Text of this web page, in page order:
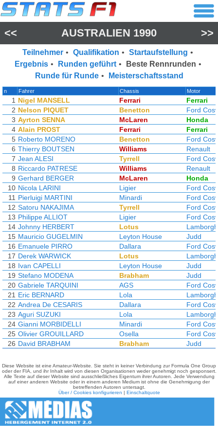
<< AUSTRALIEN 1990 >>
Teilnehmer • Qualifikation • Startaufstellung •
Ergebnis • Runden geführt • Beste Rennrunden •
Runde für Runde • Meisterschaftsstand
n Fahrer Chassis Motor
1 Nigel MANSELL Ferrari
Ferrari
2 Nelson PIQUET Benetton
Ford
3 Ayrton SENNA McLaren
Honda
4 Alain PROST Ferrari
Ferrari
5 Roberto MORENO Benetton
Ford
6 Thierry BOUTSEN Williams
Renault
7 Jean ALESI Tyrrell
Ford
8 Riccardo PATRESE Williams
Renault
9 Gerhard BERGER McLaren
Honda
10 Nicola LARINI Ligier
Ford
11 Pierluigi MARTINI Minardi
Ford
12 Satoru NAKAJIMA Tyrrell
Ford
13 Philippe ALLIOT Ligier
Ford
14 Johnny HERBERT Lotus
15 Mauricio GUGELMIN Leyton House
Judd
16 Emanuele PIRRO Dallara
Ford
17 Derek WARWICK Lotus
18 Ivan CAPELLI Leyton House
Judd
19 Stefano MODENA Brabham
Judd
20 Gabriele TARQUINI AGS
Ford
21 Eric BERNARD Lola
22 Andrea De CESARIS Dallara
Ford
23 Aguri SUZUKI Lola
24 Gianni MORBIDELLI Minardi
Ford
25 Olivier GROUILLARD Osella
Ford
26 David BRABHAM Brabham Judd
Diese Website ist eine Amateur-Website. Sie steht in keiner Verbindung zur Formula One Group
oder der FIA, und ihr Inhalt wird von diesen Organisationen weder genehmigt noch gesponsert.
Alle Texte auf dieser Website sind ausschließliches Eigentum ihrer Autoren. Jede Verwendung
auf einer anderen Website oder in einem anderen Medium ist ohne die Genehmigung der
betreffenden Autoren untersagt.
Über / Cookies konfigurieren | Einschaltquote